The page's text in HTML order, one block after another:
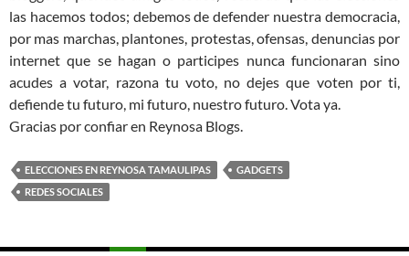
las hacemos todos; debemos de defender nuestra democracia,
por mas marchas, plantones, protestas, ofensas, denuncias por
internet que se hagan o participes nunca funcionaran sino
acudes a votar, razona tu voto, no dejes que voten por ti,
defiende tu futuro, mi futuro, nuestro futuro. Vota ya.
Gracias por confiar en Reynosa Blogs.
ELECCIONES EN REYNOSA TAMAULIPAS
GADGETS
REDES SOCIALES